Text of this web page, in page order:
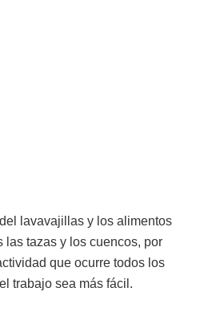
lavavajillas y los alimentos
las tazas y los cuencos, por
que ocurre todos los
trabajo sea más fácil.